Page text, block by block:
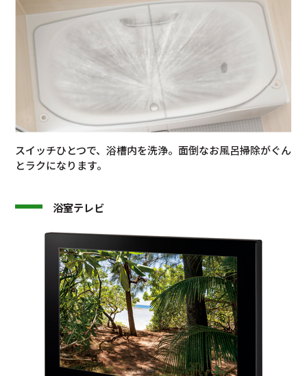
スイッチひとつで、浴槽内を洗浄。面倒なお風呂掃除がぐん
とラクになります。
浴室テレビ